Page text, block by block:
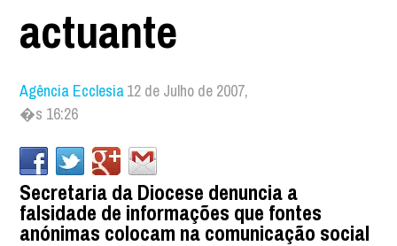
actuante
Agência Ecclesia12 de Julho de 2007,
�s 16:26
Secretaria da Diocese denuncia a
falsidade de informações que fontes
anónimas colocam na comunicação social